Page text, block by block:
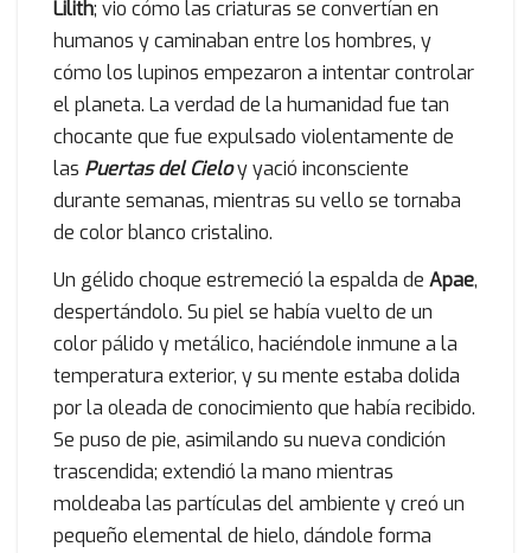
Lilith; vio cómo las criaturas se convertían en
humanos y caminaban entre los hombres, y
cómo los lupinos empezaron a intentar controlar
el planeta. La verdad de la humanidad fue tan
chocante que fue expulsado violentamente de
las Puertas del Cieloy yació inconsciente
durante semanas, mientras su vello se tornaba
de color blanco cristalino.
Un gélido choque estremeció la espalda de Apae,
despertándolo. Su piel se había vuelto de un
color pálido y metálico, haciéndole inmune a la
temperatura exterior, y su mente estaba dolida
por la oleada de conocimiento que había recibido.
Se puso de pie, asimilando su nueva condición
trascendida; extendió la mano mientras
moldeaba las partículas del ambiente y creó un
pequeño elemental de hielo, dándole forma